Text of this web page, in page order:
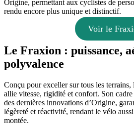
Origine, permettant aux cyclistes de
rendu encore plus unique et distinctif.
Voir le
Le Fraxion : puissance,
polyvalence
Conçu pour exceller sur tous les
allie vitesse, rigidité et confort. Son
des dernières innovations d’Origine,
légèreté et réactivité, rendant le vélo
montée.